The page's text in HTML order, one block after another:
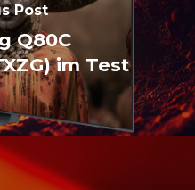
Post
Q80C
im Test